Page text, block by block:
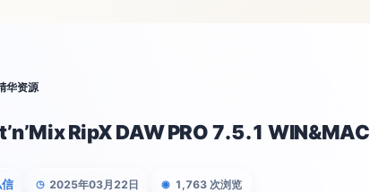
华资源
RipX DAW PRO 7.5.1 WIN&MAC
◷ 2025年03月22日 ◉ 1,763 次浏览